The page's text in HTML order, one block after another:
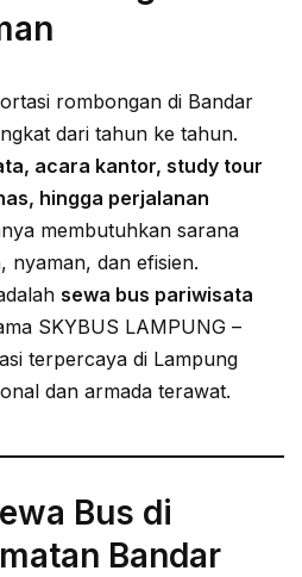
rombongan di Bandar
dari tahun ke tahun.
acara kantor, study tour
hingga perjalanan
membutuhkan sarana
nyaman, dan efisien.
sewa bus pariwisata
SKYBUS LAMPUNG –
terpercaya di Lampung
dan armada terawat.
Bus di
Bandar